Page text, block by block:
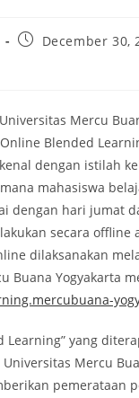
PostDecember 30,
Mercu
Blended
dengan istilah
mahasiswa
dengan hari jumat
secara offline
dilaksanakan
Buana Yogyakarta
Learning” yang
Mercu
pemerataan